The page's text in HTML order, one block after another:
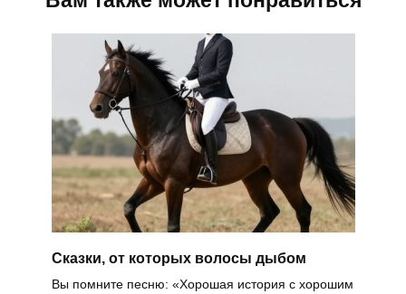
Сказки, от которых волосы дыбом
Вы помните песню: «Хорошая история с хорошим